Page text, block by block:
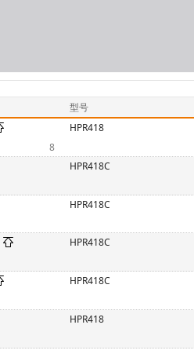
型号
8
HPR418
HPR418C
HPR418C
HPR418C
HPR418C
HPR418